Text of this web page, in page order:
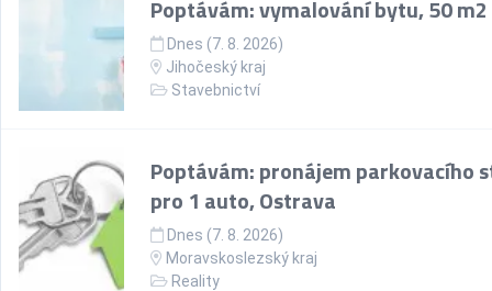
Poptávám: vymalování bytu, 50 m2
Dnes (7. 8. 2026)
Jihočeský kraj
Stavebnictví
Poptávám: pronájem parkovacího
pro 1 auto, Ostrava
Dnes (7. 8. 2026)
Moravskoslezský kraj
Reality